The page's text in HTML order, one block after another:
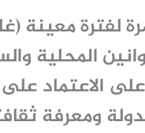
معينة (غالبًا من 5 إلى
المحلية
الاعتماد
ومعرفة